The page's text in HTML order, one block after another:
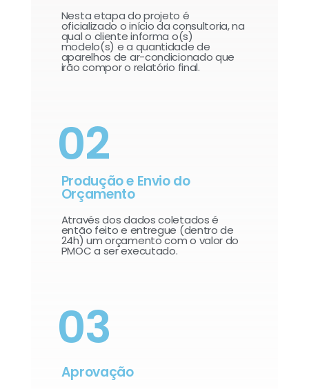
Nesta etapa do projeto é
oficializado o início da consultoria, na
qual o cliente informa o(s)
modelo(s) e a quantidade de
aparelhos de ar-condicionado que
irão compor o relatório final.​
02
Produção e Envio do
Orçamento
Através dos dados coletados é
então feito e entregue (dentro de
24h) um orçamento com o valor do
PMOC a ser executado.
03
Aprovação